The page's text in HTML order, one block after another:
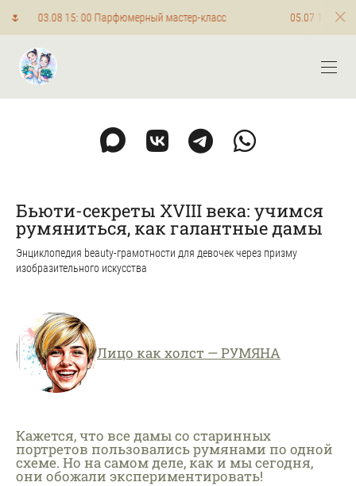
00 Парфюмерный мастер-класс 05.07 16:00 Мастер-
Бьюти-секреты XVIII века: учимся
румяниться, как галантные дамы
Энциклопедия bеauty-грамотности для девочек через призму
изобразительного искусства
Лицо как холст — РУМЯНА
Кажется, что все дамы со старинных
портретов пользовались румянами по одной
схеме. Но на самом деле, как и мы сегодня,
они обожали экспериментировать!